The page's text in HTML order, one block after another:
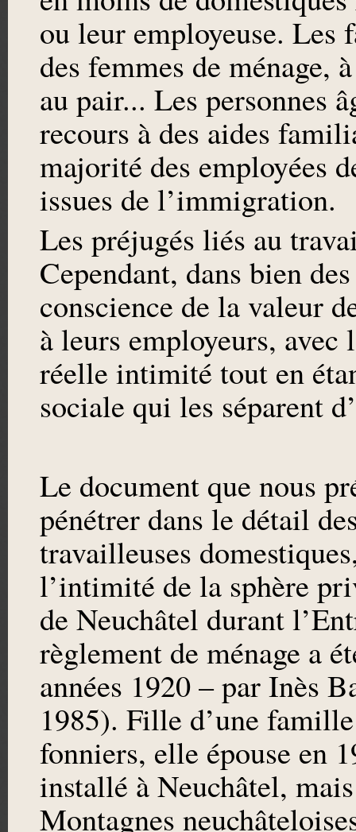
ou leur employeuse. Les
des femmes de ménage,
au pair... Les personnes
recours à des aides
majorité des employées
issues de l’immigration.
Les préjugés liés au
Cependant, dans bien
conscience de la valeur
à leurs employeurs, avec
réelle intimité tout en
sociale qui les séparent
Le document que nous
pénétrer dans le détail
travailleuses
l’intimité de la sphère
de Neuchâtel durant
règlement de ménage a
années 1920 – par Inès
1985). Fille d’une
fonniers, elle épouse en
installé à Neuchâtel,
Montagnes